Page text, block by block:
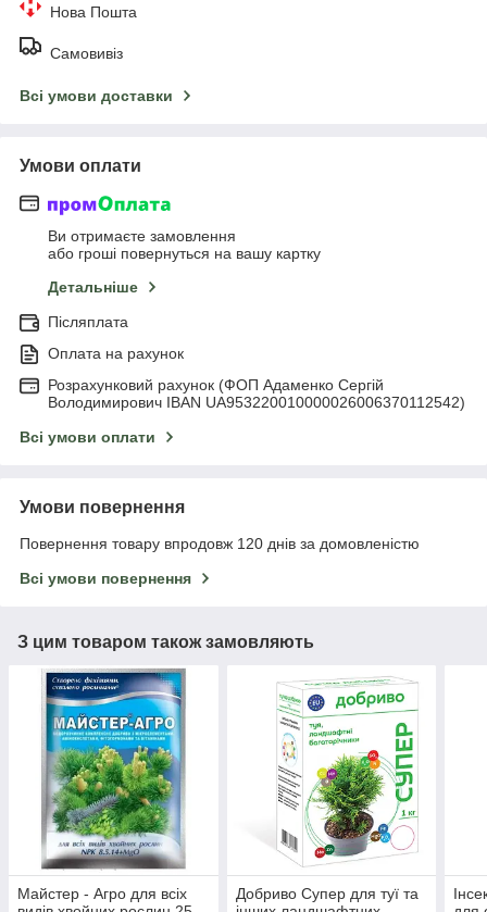
Нова Пошта
Самовивіз
Всі умови доставки
Умови оплати
Ви отримаєте замовлення
або гроші повернуться на вашу картку
Детальніше
Післяплата
Оплата на рахунок
Розрахунковий рахунок (ФОП Адаменко Сергій
Володимирович IBAN UA953220010000026006370112542)
Всі умови оплати
Умови повернення
Повернення товару впродовж 120 днів за домовленістю
Всі умови повернення
З цим товаром також замовляють
Майстер - Агро для всіх
Добриво Супер для туї та